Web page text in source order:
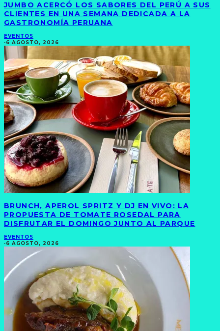
JUMBO ACERCÓ LOS SABORES DEL PERÚ A SUS
CLIENTES EN UNA SEMANA DEDICADA A LA
GASTRONOMÍA PERUANA
EVENTOS
·6 AGOSTO, 2026
BRUNCH, APEROL SPRITZ Y DJ EN VIVO: LA
PROPUESTA DE TOMATE ROSEDAL PARA
DISFRUTAR EL DOMINGO JUNTO AL PARQUE
EVENTOS
·6 AGOSTO, 2026